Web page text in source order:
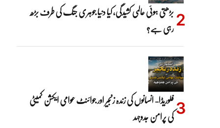
بڑھتی ہوئی عالمی کشیدگی، کیا دنیا جوہری جنگ کی طرف بڑھ
رہی ہے؟
فلوریڈا- انسانوں کی زندہ زنجیر اور جوائنٹ عوامی ایکشن کمیٹی
کی پرامن جدوجہد